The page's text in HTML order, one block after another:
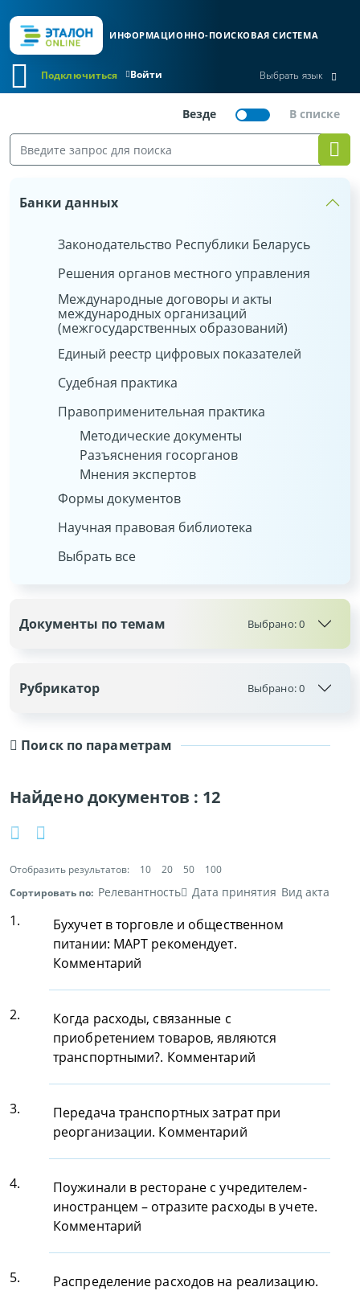
ИНФОРМАЦИОННО-ПОИСКОВАЯ СИСТЕМА
Войти
Подключиться Выбрать язык
Поиск по параметрам
Найдено документов : 12
Отобразить результатов: 10 20 50
100
Сортировать по: Релевантность Дата принятия Вид акта
1.
Бухучет в торговле и общественном
питании: МАРТ рекомендует.
Комментарий
2.
Когда расходы, связанные с
приобретением товаров, являются
транспортными?. Комментарий
3.
Передача транспортных затрат при
реорганизации. Комментарий
4.
Поужинали в ресторане с учредителем-
иностранцем – отразите расходы в учете.
Комментарий
5.
Распределение расходов на реализацию.
Банки данных
Законодательство Республики Беларусь
Решения органов местного управления
Международные договоры и акты
международных организаций
(межгосударственных образований)
Единый реестр цифровых показателей
Судебная практика
Правоприменительная практика
Методические документы
Разъяснения госорганов
Мнения экспертов
Формы документов
Научная правовая библиотека
Выбрать все
Документы по темам Выбрано:0
Рубрикатор Выбрано:0